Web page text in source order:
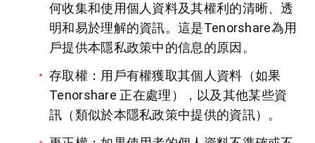
何收集和使用個人資料及其權利的清晰、透
明和易於理解的資訊。這是Tenorshare為用
戶提供本隱私政策中的信息的原因。
存取權：用戶有權獲取其個人資料（如果
Tenorshare 正在處理），以及其他某些資
訊（類似於本隱私政策中提供的資訊）。